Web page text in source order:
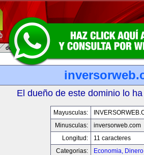
El dueño de este dominio lo
Mayusculas:
Minusculas:
inversorweb.com
Longitud:
11 caracteres
Categorias:
Economia,